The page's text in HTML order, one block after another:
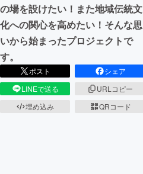
の場を設けたい！また地域伝統文
化への関心を高めたい！そんな思
いから始まったプロジェクトで
す。
ポスト
シェア
LINEで送る
URLコピー
埋め込み
QRコード